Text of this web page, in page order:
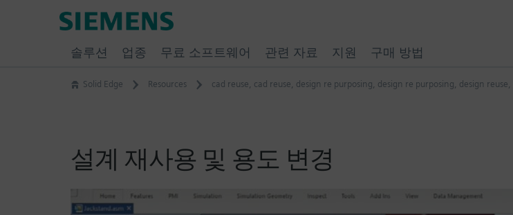
Solid Edge Resources cad reuse, cad reuse, design re purposing, design re purposing, design reuse,
설계 재사용 및 용도 변경
솔루션 업종 무료 소프트웨어 관련 자료 지원 구매 방법